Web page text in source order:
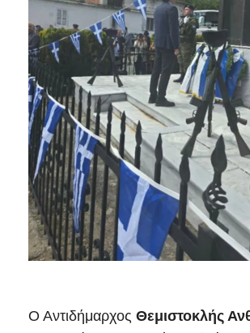
Ο Αντιδήμαρχος Θεμιστοκλής